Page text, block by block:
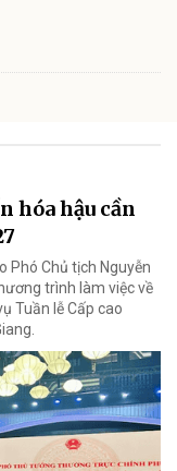
hóa hậu cần
Phó Chủ tịch Nguyễn
trình làm việc về
Tuần lễ Cấp cao